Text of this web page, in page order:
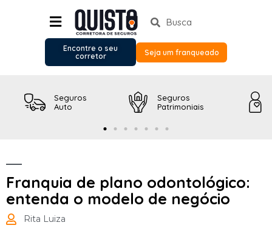
Encontre o seu
corretor
Seja um franqueado
Seguros
Auto
Seguros
Patrimoniais
Franquia de plano odontológico:
entenda o modelo de negócio
Rita Luiza